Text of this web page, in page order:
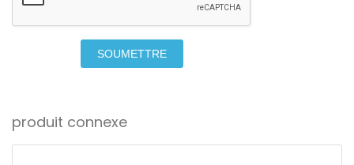
SOUMETTRE
produit connexe